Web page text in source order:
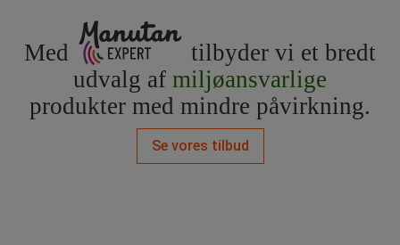
Med
tilbyder vi et bredt
udvalg af miljøansvarlige
produkter med mindre påvirkning.
Se vores tilbud